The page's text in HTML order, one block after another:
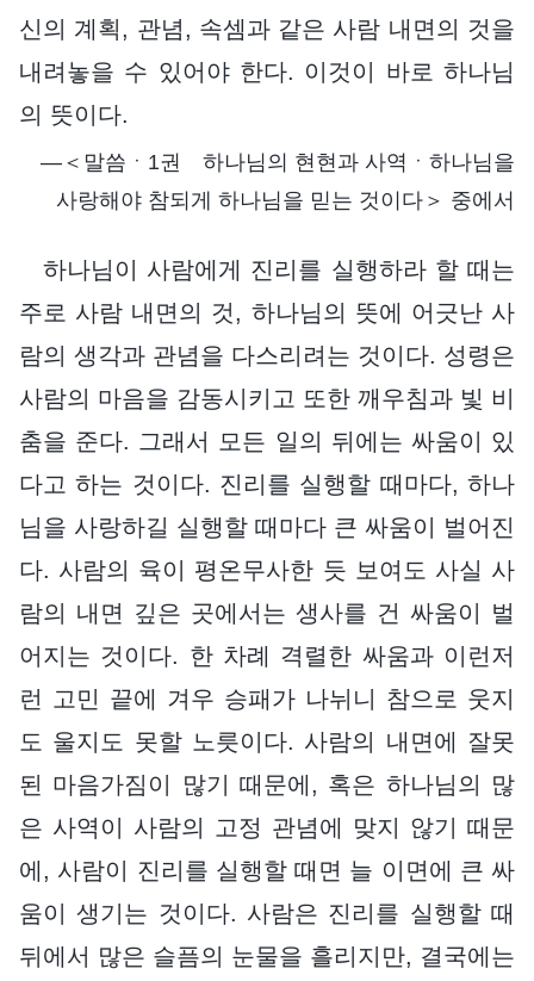
신의 계획, 관념, 속셈과 같은 사람 내면의 것을
내려놓을 수 있어야 한다. 이것이 바로 하나님
의 뜻이다.
―＜말씀ㆍ1권 하나님의 현현과 사역ㆍ하나님을
사랑해야 참되게 하나님을 믿는 것이다＞ 중에서
하나님이 사람에게 진리를 실행하라 할 때는
주로 사람 내면의 것, 하나님의 뜻에 어긋난 사
람의 생각과 관념을 다스리려는 것이다. 성령은
사람의 마음을 감동시키고 또한 깨우침과 빛 비
춤을 준다. 그래서 모든 일의 뒤에는 싸움이 있
다고 하는 것이다. 진리를 실행할 때마다, 하나
님을 사랑하길 실행할 때마다 큰 싸움이 벌어진
다. 사람의 육이 평온무사한 듯 보여도 사실 사
람의 내면 깊은 곳에서는 생사를 건 싸움이 벌
어지는 것이다. 한 차례 격렬한 싸움과 이런저
런 고민 끝에 겨우 승패가 나뉘니 참으로 웃지
도 울지도 못할 노릇이다. 사람의 내면에 잘못
된 마음가짐이 많기 때문에, 혹은 하나님의 많
은 사역이 사람의 고정 관념에 맞지 않기 때문
에, 사람이 진리를 실행할 때면 늘 이면에 큰 싸
움이 생기는 것이다. 사람은 진리를 실행할 때
뒤에서 많은 슬픔의 눈물을 흘리지만, 결국에는